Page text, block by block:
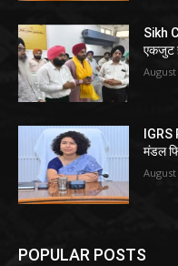
Sikh
एकजुट
August
IGRS
मंडल
August
POPULAR POSTS